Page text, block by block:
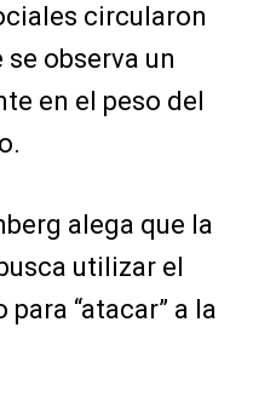
circularon
observa un
en el peso del
alega que la
utilizar el
“atacar” a la